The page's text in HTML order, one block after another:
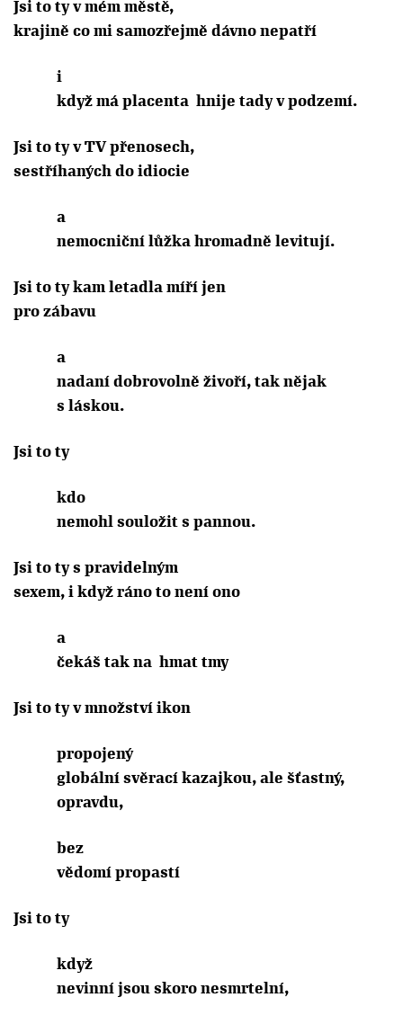
Jsi to ty v mém městě,
krajině co mi samozřejmě dávno nepatří
i
když má placenta hnije tady v podzemí.
Jsi to ty v TV přenosech,
sestříhaných do idiocie
a
nemocniční lůžka hromadně levitují.
Jsi to ty kam letadla míří jen
pro zábavu
a
nadaní dobrovolně živoří, tak nějak
s láskou.
Jsi to ty
kdo
nemohl souložit s pannou.
Jsi to ty s pravidelným
sexem, i když ráno to není ono
a
čekáš tak na hmat tmy
Jsi to ty v množství ikon
propojený
globální svěrací kazajkou, ale šťastný,
opravdu,
bez
vědomí propastí
Jsi to ty
když
nevinní jsou skoro nesmrtelní,